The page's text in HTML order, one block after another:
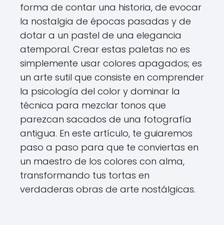
forma de contar una historia, de evocar
la nostalgia de épocas pasadas y de
dotar a un pastel de una elegancia
atemporal. Crear estas paletas no es
simplemente usar colores apagados; es
un arte sutil que consiste en comprender
la psicología del color y dominar la
técnica para mezclar tonos que
parezcan sacados de una fotografía
antigua. En este artículo, te guiaremos
paso a paso para que te conviertas en
un maestro de los colores con alma,
transformando tus tortas en
verdaderas obras de arte nostálgicas.